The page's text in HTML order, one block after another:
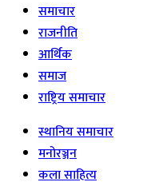
समाचार
राजनीति
आर्थिक
समाज
राष्ट्रिय समाचार
स्थानिय समाचार
मनोरञ्जन
कला साहित्य